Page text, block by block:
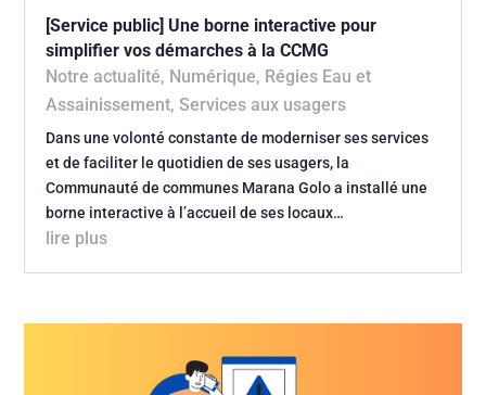
[Service public] Une borne interactive pour
simplifier vos démarches à la CCMG
Notre actualité, Numérique, Régies Eau et
Assainissement,Services aux usagers
Dans une volonté constante de moderniser ses services
et de faciliter le quotidien de ses usagers, la
Communauté de communes Marana Golo a installé une
borne interactive à l’accueil de ses locaux…
lire plus